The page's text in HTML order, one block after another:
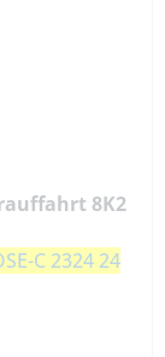
8K2
C 2324 24